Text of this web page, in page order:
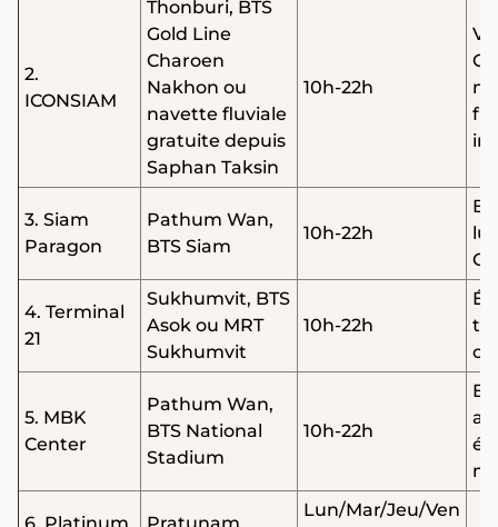
2.
ICONSIAM
Thonburi, BTS
Gold Line
Charoen
Nakhon ou
navette fluviale
gratuite depuis
Saphan Taksin
10h-22h
3. Siam
Paragon
Pathum Wan,
BTS Siam
10h-22h
4. Terminal
21
Sukhumvit, BTS
Asok ou MRT
Sukhumvit
10h-22h
5. MBK
Center
Pathum Wan,
BTS National
Stadium
10h-22h
Lun/Mar/Jeu/Ven